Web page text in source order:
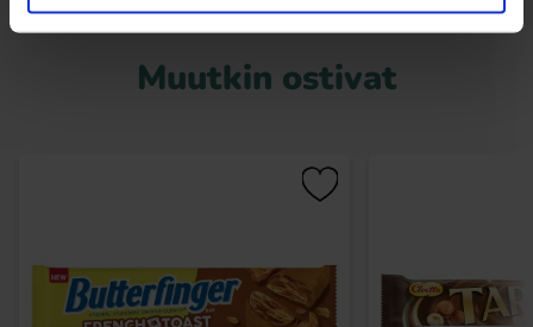
Muutkin ostivat